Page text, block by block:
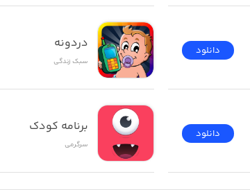
112 single-mode levels or dive into an
Subscribe to get an opportunity to
دانلود
دانلود
دردونه
سبک زندگی
برنامه کودک
سرگرمی